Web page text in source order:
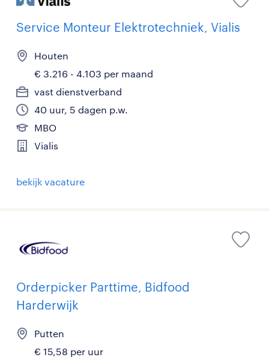
Service Monteur Elektrotechniek, Vialis
Houten
€ 3.216 - 4.103 per maand
vast dienstverband
40 uur, 5 dagen p.w.
MBO
Vialis
bekijk vacature
Orderpicker Parttime, Bidfood
Harderwijk
Putten
€ 15,58 per uur